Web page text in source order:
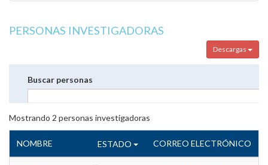
PERSONAS INVESTIGADORAS
Descargas
Buscar personas
Mostrando 2 personas investigadoras
NOMBRE ESTADO CORREO ELECTRÓNICO